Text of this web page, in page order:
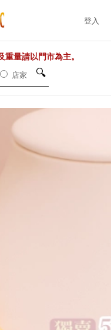
登入
量請以門市為主。
店家 🔍